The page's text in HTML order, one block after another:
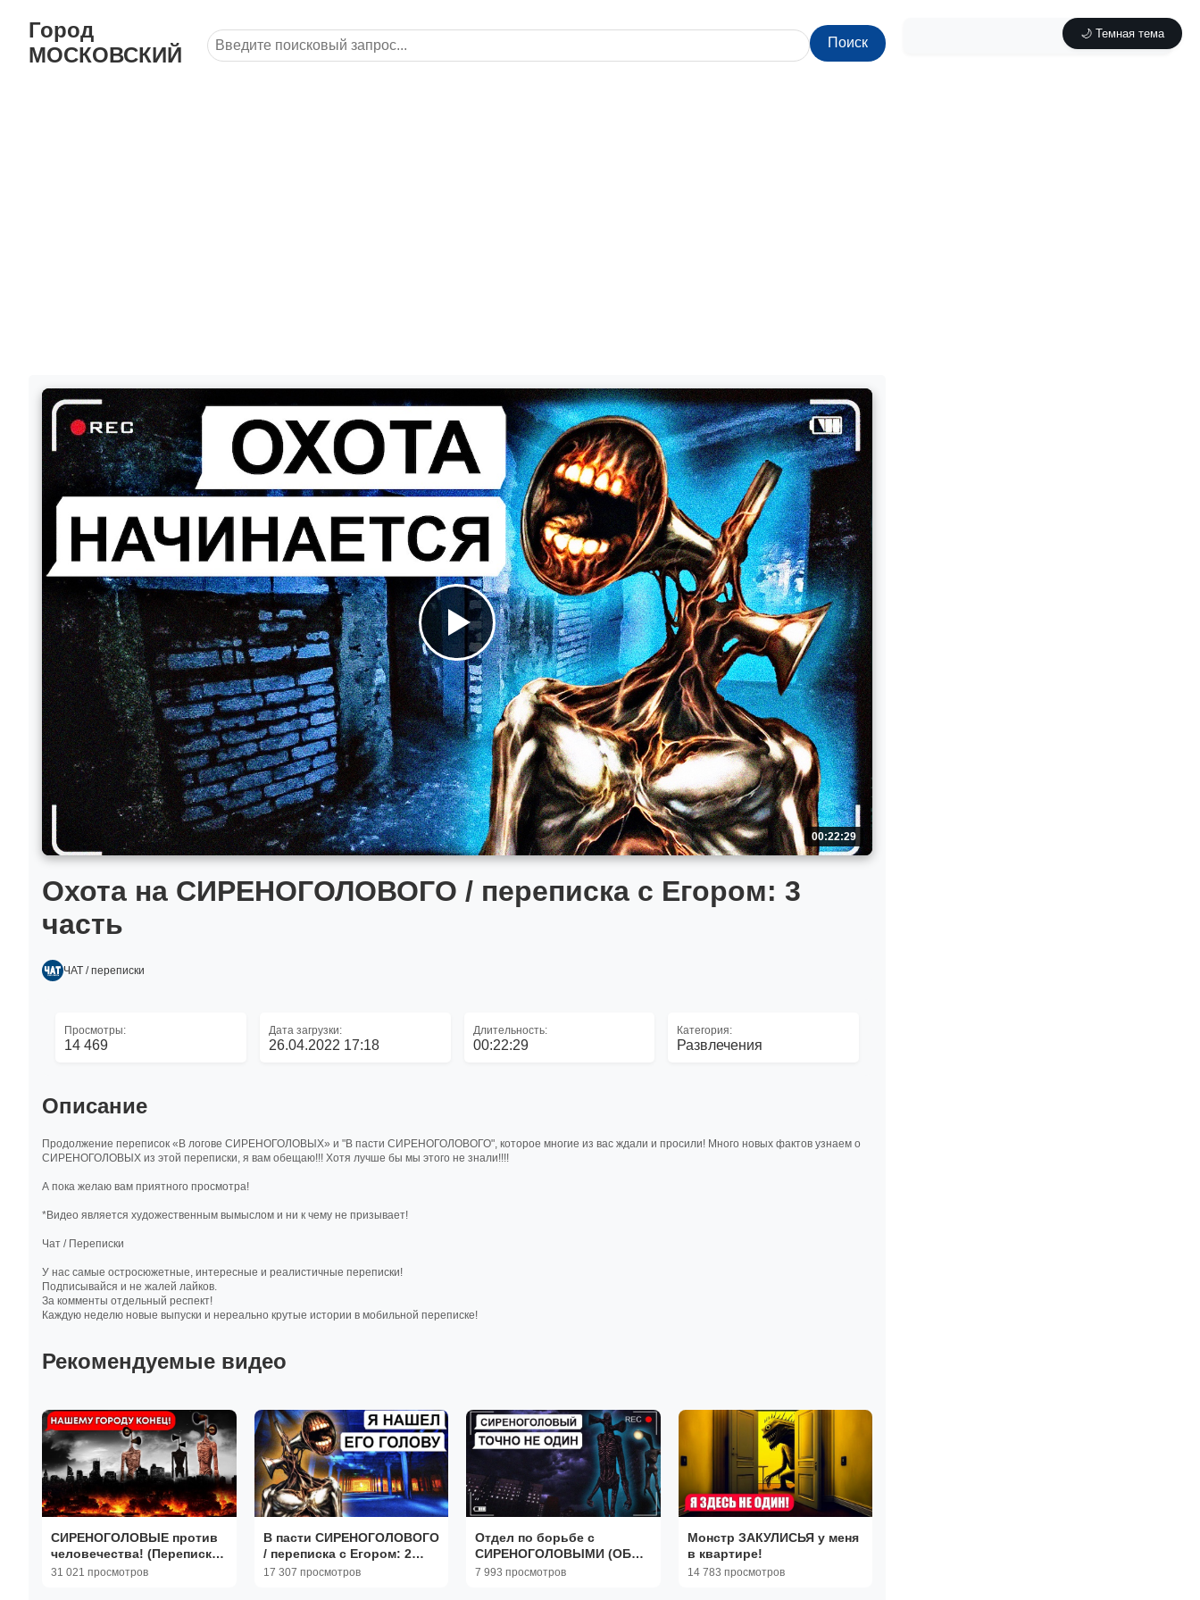
🌙 Темная тема
Город
МОСКОВСКИЙ
Поиск
00:22:29
Охота на СИРЕНОГОЛОВОГО / переписка с Егором: 3
часть
ЧАТ / переписки
Просмотры:
14 469
Дата загрузки:
26.04.2022 17:18
Длительность:
00:22:29
Категория:
Развлечения
Описание
Продолжение переписок «В логове СИРЕНОГОЛОВЫХ» и "В пасти СИРЕНОГОЛОВОГО", которое многие из вас ждали и просили! Много новых фактов узнаем о
СИРЕНОГОЛОВЫХ из этой переписки, я вам обещаю!!! Хотя лучше бы мы этого не знали!!!!
А пока желаю вам приятного просмотра!
*Видео является художественным вымыслом и ни к чему не призывает!
Чат / Переписки
У нас самые остросюжетные, интересные и реалистичные переписки!
Подписывайся и не жалей лайков.
За комменты отдельный респект!
Каждую неделю новые выпуски и нереально крутые истории в мобильной переписке!
Рекомендуемые видео
СИРЕНОГОЛОВЫЕ против
человечества! (Переписка,
Чат Переписки, Личные
31 021 просмотров
В пасти СИРЕНОГОЛОВОГО
/ переписка с Егором: 2
часть
17 307 просмотров
Отдел по борьбе с
СИРЕНОГОЛОВЫМИ (ОБС)
(переписка, хоррор,
7 993 просмотров
Монстр ЗАКУЛИСЬЯ у меня
в квартире!
14 783 просмотров